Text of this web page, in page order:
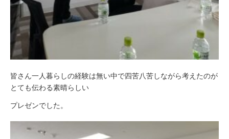
皆さん一人暮らしの経験は無い中で四苦八苦しながら考えたのが
とても伝わる素晴らしい
プレゼンでした。